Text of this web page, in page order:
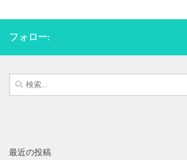
の
ペ
ー
ジ
送
り
フォロー:
検
索:
最近の投稿